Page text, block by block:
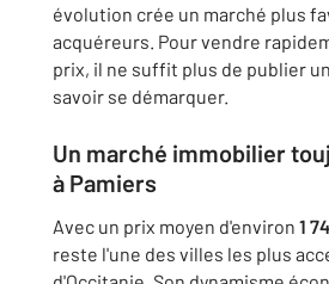
évolution crée un marché plus
acquéreurs. Pour vendre
prix, il ne suffit plus de publier
savoir se démarquer.
Un marché immobilier
à Pamiers
Avec un prix moyen d'environ 1
reste l'une des villes les plus